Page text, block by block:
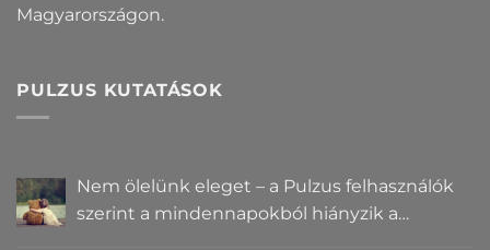
Magyarországon.
PULZUS KUTATÁSOK
Nem ölelünk eleget – a Pulzus felhasználók
szerint a mindennapokból hiányzik a